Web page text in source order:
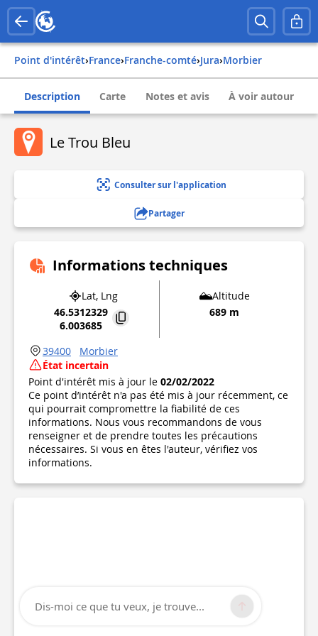
Point d'intérêt› france› franche-comté› jura› morbier
Description Carte Notes et avis À voir autour
Le Trou Bleu
Consulter sur l'application
Partager
Informations techniques
Lat, Lng
46.5312329
6.003685
Altitude
689 m
39400
Morbier
État incertain
Point d'intérêt mis à jour le 02/02/2022
Ce point d’intérêt n'a pas été mis à jour récemment, ce
qui pourrait compromettre la fiabilité de ces
informations. Nous vous recommandons de vous
renseigner et de prendre toutes les précautions
nécessaires. Si vous en êtes l'auteur, vérifiez vos
informations.
Dis-moi ce que tu veux, je trouve...